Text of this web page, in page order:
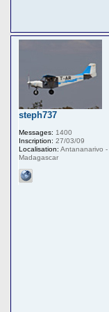
steph737
Messages: 1400
Inscription: 27/03/09
Localisation: Antananarivo -
Madagascar